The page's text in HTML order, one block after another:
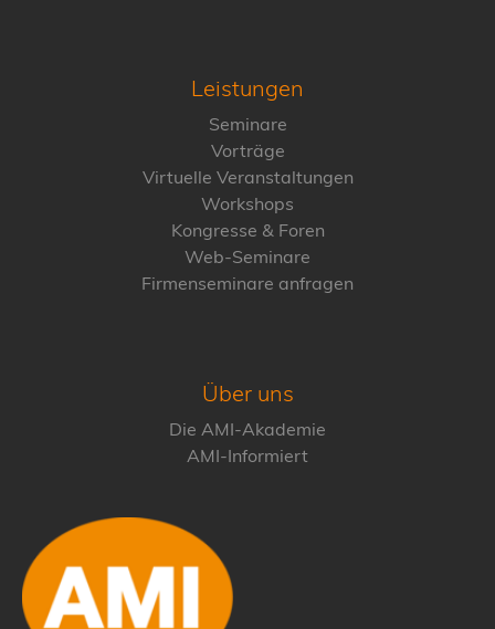
Leistungen
Seminare
Vorträge
Virtuelle Veranstaltungen
Workshops
Kongresse & Foren
Web-Seminare
Firmenseminare anfragen
Über uns
Die AMI-Akademie
AMI-Informiert